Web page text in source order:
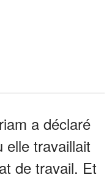
a déclaré
elle travaillait
de travail. Et